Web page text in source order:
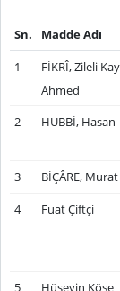
Sn. Madde Adı
1
FİKRÎ, Zileli
Ahmed
2 HUBBİ, Hasan
3 BİÇÂRE,
4 Fuat Çiftçi
5 Hüseyin Köse